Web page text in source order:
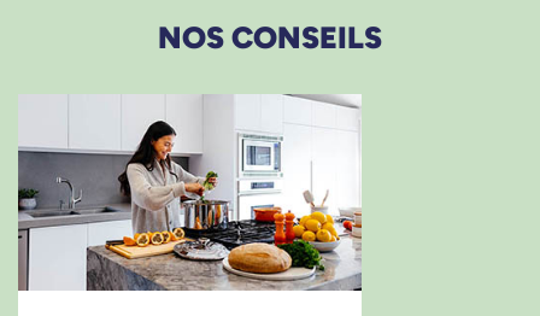
Dimensions :
Dimensions du bol :
NOS CONSEILS